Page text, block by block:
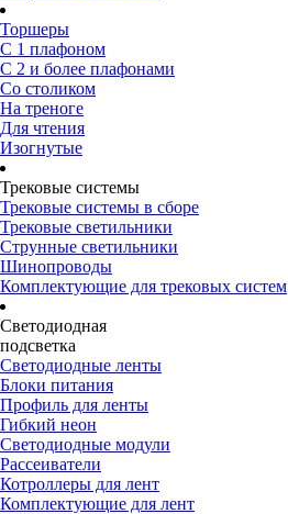
Торшеры
С 1 плафоном
С 2 и более плафонами
Со столиком
На треноге
Для чтения
Изогнутые
Трековые системы
Трековые системы в сборе
Трековые светильники
Струнные светильники
Шинопроводы
Комплектующие для трековых систем
Светодиодная
подсветка
Светодиодные ленты
Блоки питания
Профиль для ленты
Гибкий неон
Светодиодные модули
Рассеиватели
Котроллеры для лент
Комплектующие для лент